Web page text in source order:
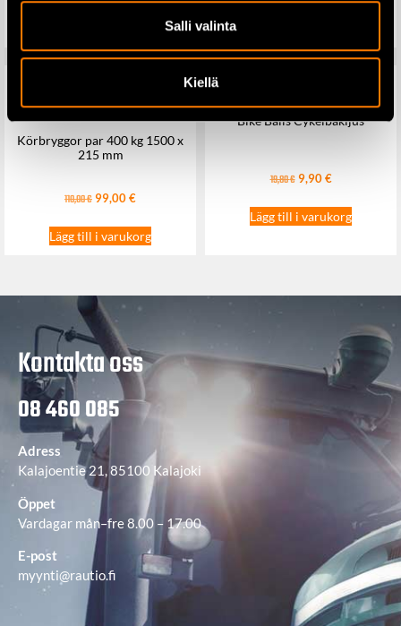
Salli valinta
Kiellä
Körbryggor par 400 kg 1500 x
215 mm
110,00€99,00€
Lägg till i varukorg
Bike Balls Cykelbakljus
19,80€ 9,90€
Lägg till i varukorg
Kontakta oss
08 460 085
Adress
Kalajoentie 21, 85100 Kalajoki
Öppet
Vardagar mån–fre 8.00 – 17.00
E-post
myynti@rautio.fi